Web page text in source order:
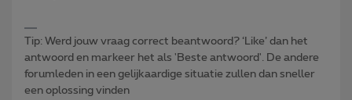
Tip: Werd jouw vraag correct beantwoord? ‘Like’ dan het
antwoord en markeer het als 'Beste antwoord'. De andere
forumleden in een gelijkaardige situatie zullen dan sneller
een oplossing vinden